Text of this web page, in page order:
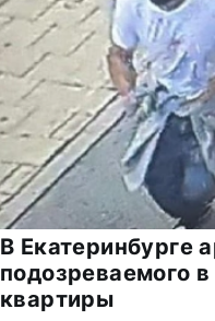
В Екатеринбурге
подозреваемого
квартиры